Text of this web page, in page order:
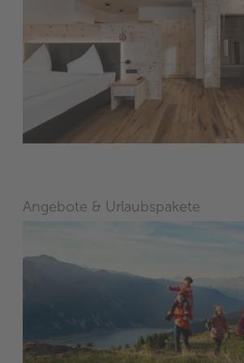
Angebote & Urlaubspakete